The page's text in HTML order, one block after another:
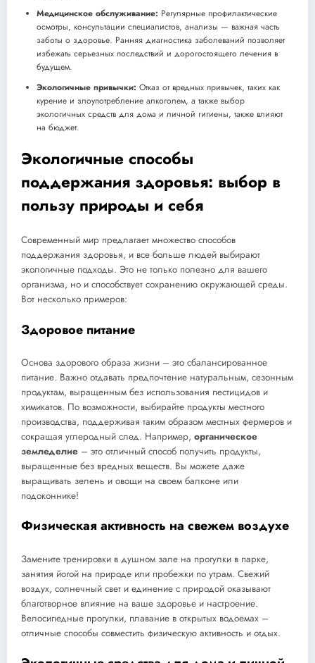
Медицинское обслуживание: Регулярные профилактические
осмотры, консультации специалистов, анализы — важная часть
заботы о здоровье. Ранняя диагностика заболеваний позволяет
избежать серьезных последствий и дорогостоящего лечения в
будущем.
Экологичные привычки: Отказ от вредных привычек, таких как
курение и злоупотребление алкоголем, а также выбор
экологичных средств для дома и личной гигиены, также влияют
на бюджет.
Экологичные способы
поддержания здоровья: выбор в
пользу природы и себя
Современный мир предлагает множество способов
поддержания здоровья, и все больше людей выбирают
экологичные подходы. Это не только полезно для вашего
организма, но и способствует сохранению окружающей среды.
Вот несколько примеров:
Здоровое питание
Основа здорового образа жизни – это сбалансированное
питание. Важно отдавать предпочтение натуральным, сезонным
продуктам, выращенным без использования пестицидов и
химикатов. По возможности, выбирайте продукты местного
производства, поддерживая таким образом местных фермеров и
сокращая углеродный след. Например, органическое
земледелие – это отличный способ получить продукты,
выращенные без вредных веществ. Вы можете даже
выращивать зелень и овощи на своем балконе или
подоконнике!
Физическая активность на свежем воздухе
Замените тренировки в душном зале на прогулки в парке,
занятия йогой на природе или пробежки по утрам. Свежий
воздух, солнечный свет и единение с природой оказывают
благотворное влияние на ваше здоровье и настроение.
Велосипедные прогулки, плавание в открытых водоемах –
отличные способы совместить физическую активность и отдых.